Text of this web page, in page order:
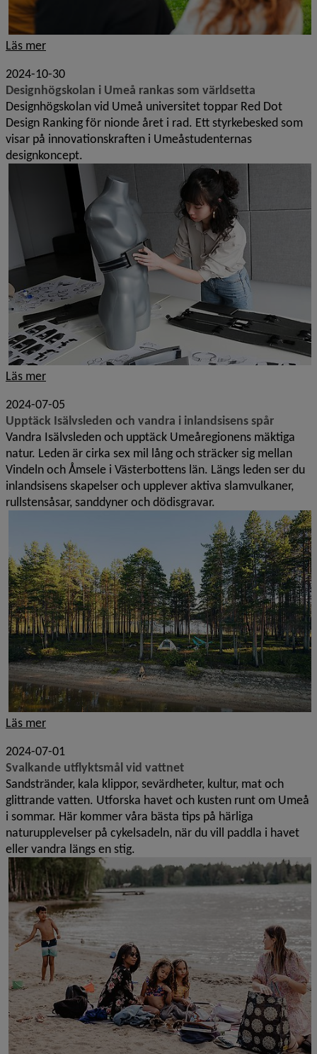
Läs mer
2024-10-30
Designhögskolan i Umeå rankas som världsetta
Designhögskolan vid Umeå universitet toppar Red Dot
Design Ranking för nionde året i rad. Ett styrkebesked som
visar på innovationskraften i Umeåstudenternas
designkoncept.
Läs mer
2024-07-05
Upptäck Isälvsleden och vandra i inlandsisens spår
Vandra Isälvsleden och upptäck Umeåregionens mäktiga
natur. Leden är cirka sex mil lång och sträcker sig mellan
Vindeln och Åmsele i Västerbottens län. Längs leden ser du
inlandsisens skapelser och upplever aktiva slamvulkaner,
rullstensåsar, sanddyner och dödisgravar.
Läs mer
2024-07-01
Svalkande utflyktsmål vid vattnet
Sandstränder, kala klippor, sevärdheter, kultur, mat och
glittrande vatten. Utforska havet och kusten runt om Umeå
i sommar. Här kommer våra bästa tips på härliga
naturupplevelser på cykelsadeln, när du vill paddla i havet
eller vandra längs en stig.